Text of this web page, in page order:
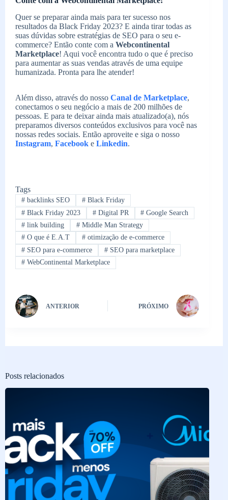
Quer se preparar ainda mais para ter sucesso nos
resultados da Black Friday 2023? E ainda tirar todas as
suas dúvidas sobre estratégias de SEO para o seu e-
commerce? Então conte com a Webcontinental
Marketplace! Aqui você encontra tudo o que é preciso
para aumentar as suas vendas através de uma equipe
humanizada. Pronta para lhe atender!
Além disso, através do nosso Canal de Marketplace,
conectamos o seu negócio a mais de 200 milhões de
pessoas. E para te deixar ainda mais atualizado(a), nós
preparamos diversos conteúdos exclusivos para você nas
nossas redes sociais. Então aproveite e siga o nosso
Instagram, Facebook e Linkedin.
Tags
#backlinks SEO #Black Friday
#Black Friday 2023 #Digital PR # Google Search
#link building #Middle Man Strategy
#O que é E.A.T #otimização de e-commerce
#SEO para e-commerce #SEO para marketplace
#WebContinental Marketplace
ANTERIOR PRÓXIMO
Posts relacionados